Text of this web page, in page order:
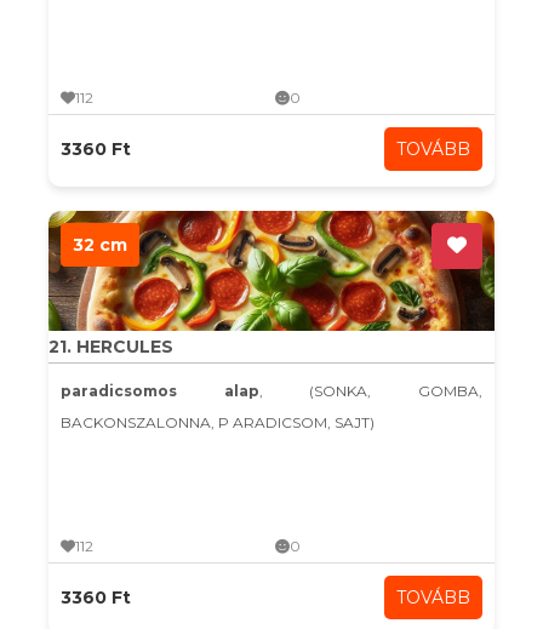
112 0
3360 Ft TOVÁBB
32 cm
21. HERCULES
paradicsomos alap, (SONKA, GOMBA,
BACKONSZALONNA, P ARADICSOM, SAJT)
112 0
3360 Ft TOVÁBB